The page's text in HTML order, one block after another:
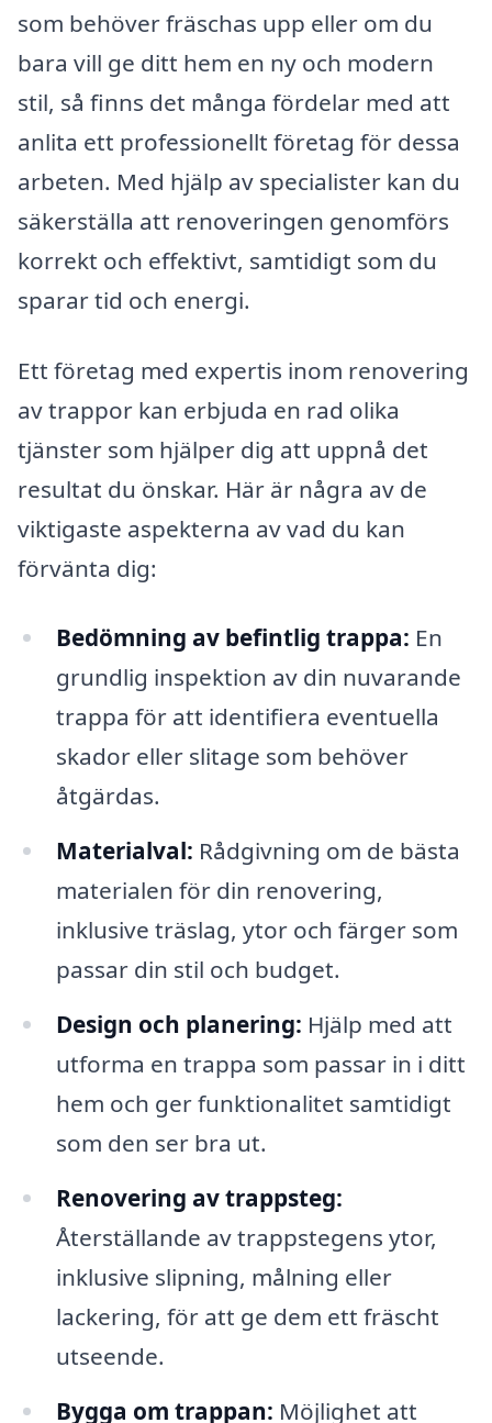
som behöver fräschas upp eller om du
bara vill ge ditt hem en ny och modern
stil, så finns det många fördelar med att
anlita ett professionellt företag för dessa
arbeten. Med hjälp av specialister kan du
säkerställa att renoveringen genomförs
korrekt och effektivt, samtidigt som du
sparar tid och energi.
Ett företag med expertis inom renovering
av trappor kan erbjuda en rad olika
tjänster som hjälper dig att uppnå det
resultat du önskar. Här är några av de
viktigaste aspekterna av vad du kan
förvänta dig:
Bedömning av befintlig trappa: En
grundlig inspektion av din nuvarande
trappa för att identifiera eventuella
skador eller slitage som behöver
åtgärdas.
Materialval: Rådgivning om de bästa
materialen för din renovering,
inklusive träslag, ytor och färger som
passar din stil och budget.
Design och planering: Hjälp med att
utforma en trappa som passar in i ditt
hem och ger funktionalitet samtidigt
som den ser bra ut.
Renovering av trappsteg:
Återställande av trappstegens ytor,
inklusive slipning, målning eller
lackering, för att ge dem ett fräscht
utseende.
Bygga om trappan: Möjlighet att